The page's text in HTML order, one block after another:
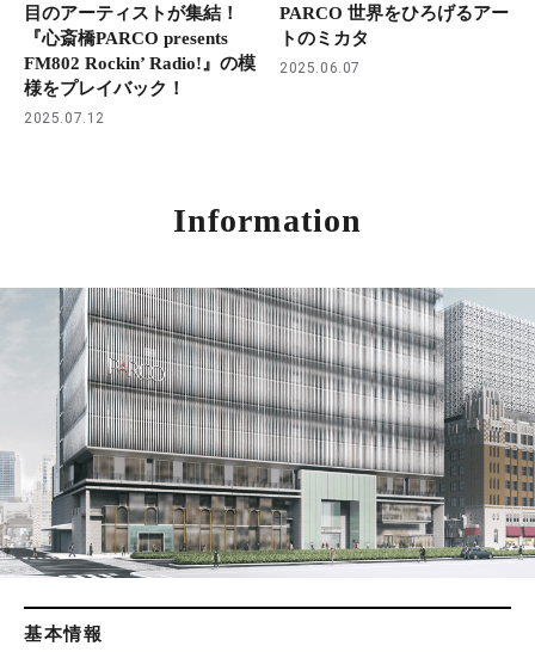
目のアーティストが集結！
『心斎橋PARCO presents
FM802 Rockin’ Radio!』の模
様をプレイバック！
2025.07.12
PARCO 世界をひろげるアー
トのミカタ
2025.06.07
Information
基本情報